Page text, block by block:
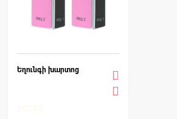
Եղունգի խարտոց